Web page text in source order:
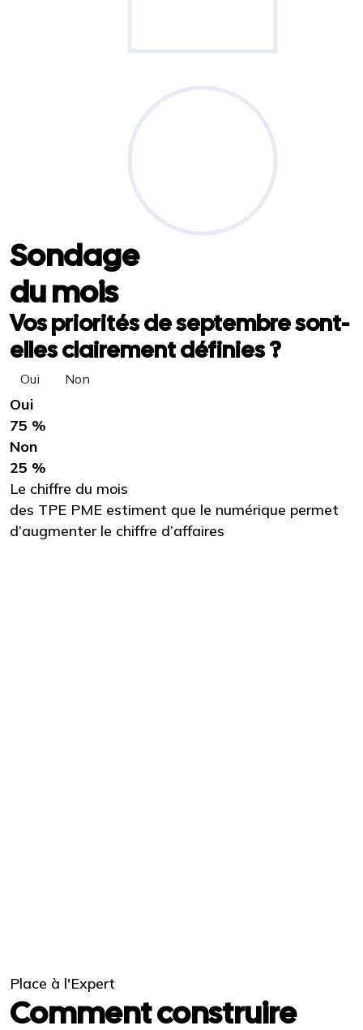
Sondage
du mois
Vos priorités de septembre sont-
elles clairement définies ?
Oui Non
Oui
75 %
Non
25 %
Le chiffre du mois
des TPE PME estiment que le numérique permet
d’augmenter le chiffre d’affaires
Place à l'Expert
Comment construire